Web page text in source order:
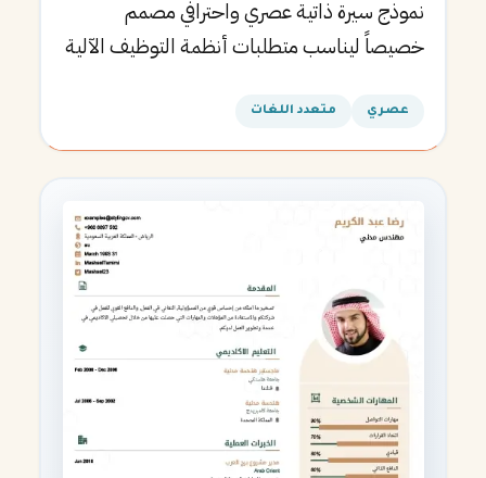
نموذج سيرة ذاتية عصري واحترافي مصمم
خصيصاً ليناسب متطلبات أنظمة التوظيف الآلية
عصري متعدد اللغات